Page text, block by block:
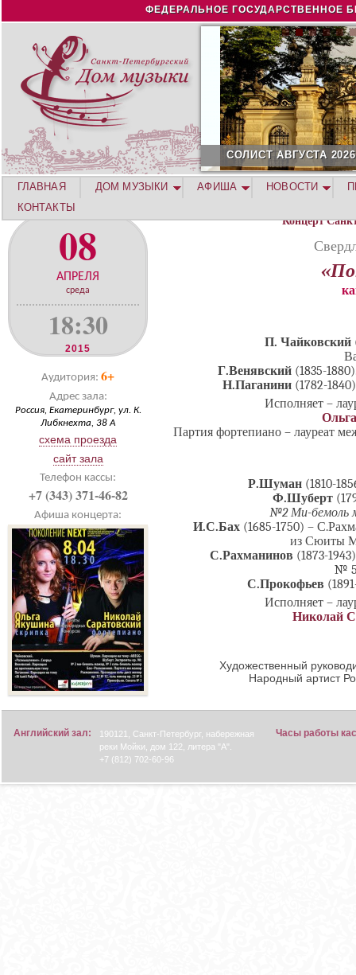
Jump to navigation
ФЕДЕРАЛЬНОЕ ГОСУДАРСТВЕННОЕ
СОЛИСТ АВГУСТА 2026
08
АПРЕЛЯ
среда
18:30
2015
Аудитория: 6+
Адрес зала:
Россия, Екатеринбург, ул. К.
Либкнехта, 38 А
схема проезда
сайт зала
Телефон кассы:
+7 (343) 371-46-82
Афиша концерта:
Концерт
П. Чайковский
Г.Венявский (1835-
Н.Паганини (1782-
Исполняет –
Партия фортепиано – лауреат
Р.Шуман (1810-
Ф.Шуберт
№2 Ми-бемоль
И.С.Бах (1685-1750) –
из Сюиты
С.Рахманинов (1873-
№ 5
С.Прокофьев
Исполняет –
Николай
Художественный
Народный артист
ГЛАВНАЯ ДОМ МУЗЫКИ АФИША НОВОСТИ
КОНТАКТЫ
Английский зал:
190121, Санкт-Петербург, набережная
реки Мойки, дом 122, литера "А".
+7 (812) 702-60-96
Часы работы